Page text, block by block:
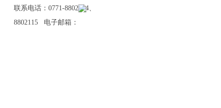
联系电话：0771-8802114、
8802115 电子邮箱：